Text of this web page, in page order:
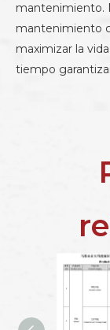
mantenimiento.
mantenimiento
maximizar la
tiempo